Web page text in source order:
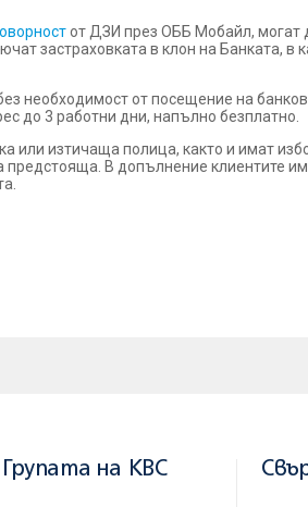
от ДЗИ през ОББ Мобайл, могат
застраховката в клон на Банката, в
необходимост от посещение на
до 3 работни дни, напълно безплатно.
или изтичаща полица, както и имат
предстояща. В допълнение клиентите
Групата на KBC